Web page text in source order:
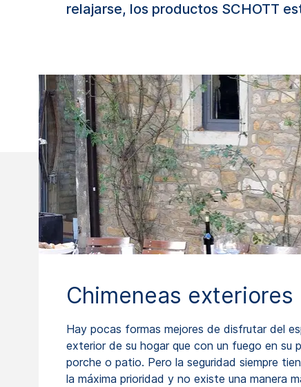
relajarse, los productos SCHOTT
Chimeneas exteriores
Hay pocas formas mejores de disfrutar del
exterior de su hogar que con un fuego en su
porche o patio. Pero la seguridad siempre
la máxima prioridad y no existe una manera